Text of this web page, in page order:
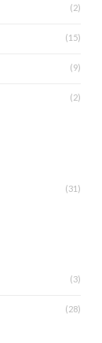
(2)
(15)
(9)
(2)
(31)
(3)
(28)